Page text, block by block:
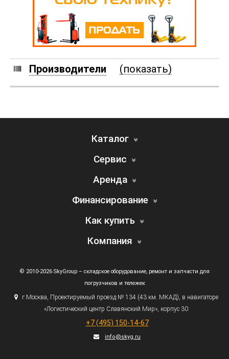
Производители (показать)
Каталог
Сервис
Аренда
Финансирование
Как купить
Компания
© 2010-2026 SkyGroup – складское оборудование, ремонт и запчасти для
погрузчиков и тележек
г.Москва, Проектируемый проезд № 134 (43км. МКАД), в навигаторе
«Логистический центр Славянский Мир», корпус 30
+7 (495) 150-14-67
info@skyg.ru